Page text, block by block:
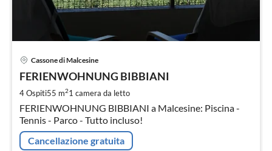
Cassone di Malcesine
FERIENWOHNUNG BIBBIANI
4 Ospiti55 m21 camera da letto
FERIENWOHNUNG BIBBIANI a Malcesine: Piscina -
Tennis - Parco - Tutto incluso!
Cancellazione gratuita